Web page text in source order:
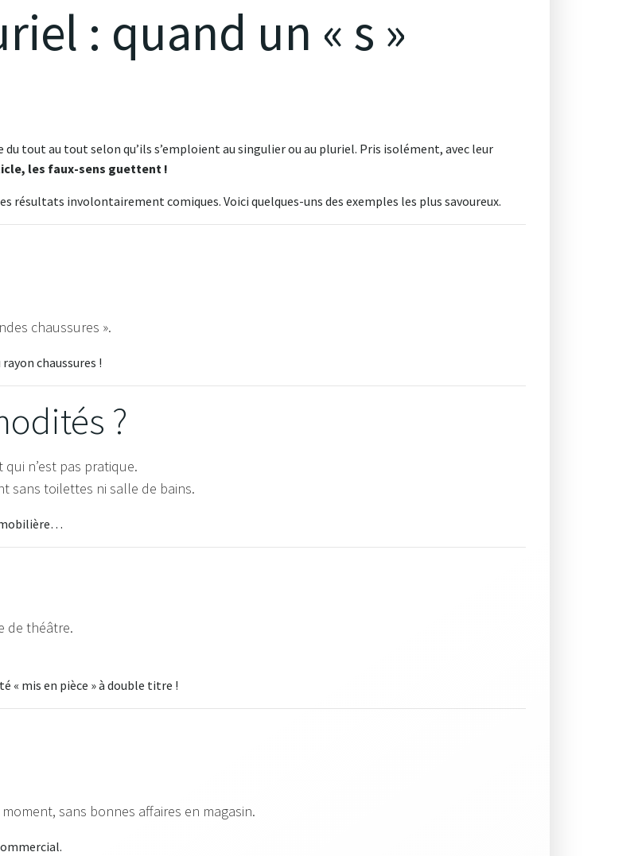
: quand un « s »
tout au tout selon qu’ils s’emploient au singulier ou au pluriel. Pris isolément, avec leur
les faux-sens guettent !
résultats involontairement comiques. Voici quelques-uns des exemples les plus savoureux.
chaussures ».
chaussures !
?
n’est pas pratique.
sans toilettes ni salle de bains.
de théâtre.
« mis en pièce » à double titre !
sans bonnes affaires en magasin.